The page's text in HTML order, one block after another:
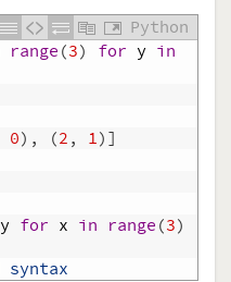
Python
range(3) for y in
0) , (2, 1)]
y for x in range(3)
syntax